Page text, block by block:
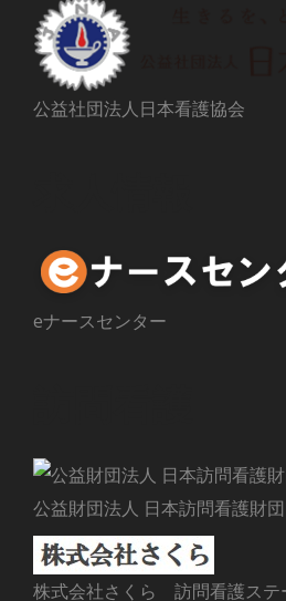
公益社団法人日本看護協会
eナースセンター
公益財団法人 日本訪問看護財団
株式会社さくら 訪問看護ス